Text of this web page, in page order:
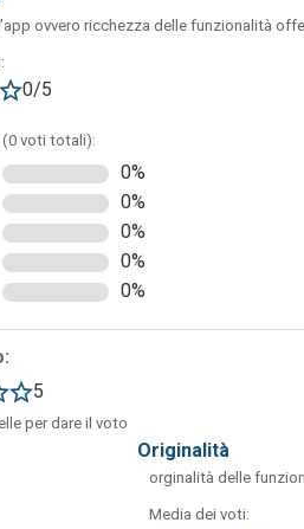
che si trovano
“Genres” e si aprirà un
ovvero ricchezza delle funzionalità
0/5
voti totali):
0%
0%
0%
0%
0%
5
per dare il voto
originalità
orginalità delle
Media dei voti: